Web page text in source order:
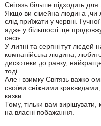
Світязь більше підходить для
Якщо ви сімейна людина ,чи
слід приїжати у червні.
адже у більшості ще
сесія.
У липні та серпні тут людей
компанійська людина,
дискотеки до ранку,
тоді.
Але і взимку Світязь важко
своїми сніжними
казки.
Тому, тільки вам вирішувати,
на власні побажання.